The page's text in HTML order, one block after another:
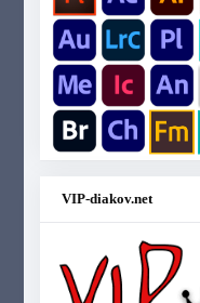
VIP-diakov.net